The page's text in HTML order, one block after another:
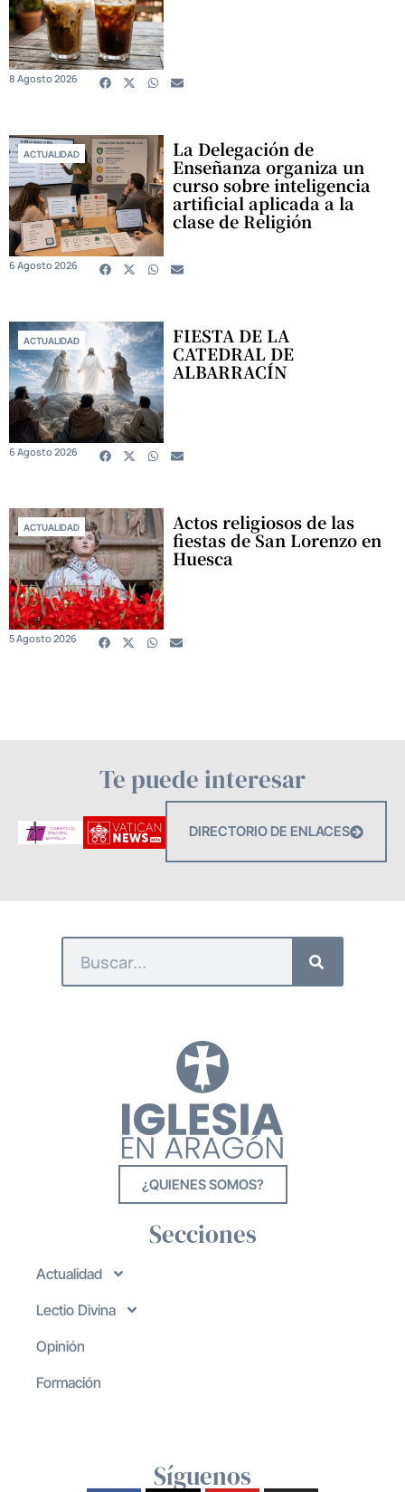
8 Agosto 2026
ACTUALIDAD La Delegación de
Enseñanza organiza un
curso sobre inteligencia
artificial aplicada a la
clase de Religión
6 Agosto 2026
ACTUALIDAD FIESTA DE LA
CATEDRAL DE
ALBARRACÍN
6 Agosto 2026
ACTUALIDAD Actos religiosos de las
fiestas de San Lorenzo en
Huesca
5 Agosto 2026
Te puede interesar
DIRECTORIO DE ENLACES
¿QUIENES SOMOS?
Secciones
Actualidad
Lectio Divina
Opinión
Formación
Síguenos